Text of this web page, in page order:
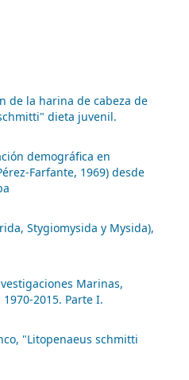
de la harina de cabeza de
dieta juvenil.
demográfica en
Farfante, 1969) desde
Stygiomysida y Mysida),
Marinas,
2015. Parte I.
"Litopenaeus schmitti